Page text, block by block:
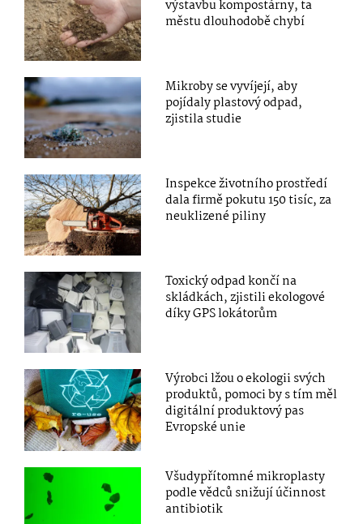
výstavbu kompostárny, ta
městu dlouhodobě chybí
Mikroby se vyvíjejí, aby
pojídaly plastový odpad,
zjistila studie
Inspekce životního prostředí
dala firmě pokutu 150 tisíc, za
neuklizené piliny
Toxický odpad končí na
skládkách, zjistili ekologové
díky GPS lokátorům
Výrobci lžou o ekologii svých
produktů, pomoci by s tím měl
digitální produktový pas
Evropské unie
Všudypřítomné mikroplasty
podle vědců snižují účinnost
antibiotik